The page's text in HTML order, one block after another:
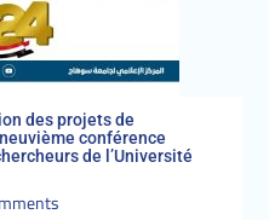
des projets de
conférence
de l’Université